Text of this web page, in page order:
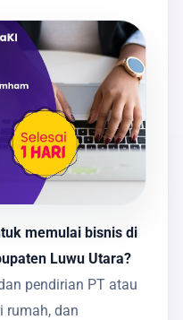
memulai bisnis di
Luwu Utara?
pendirian PT atau
rumah, dan